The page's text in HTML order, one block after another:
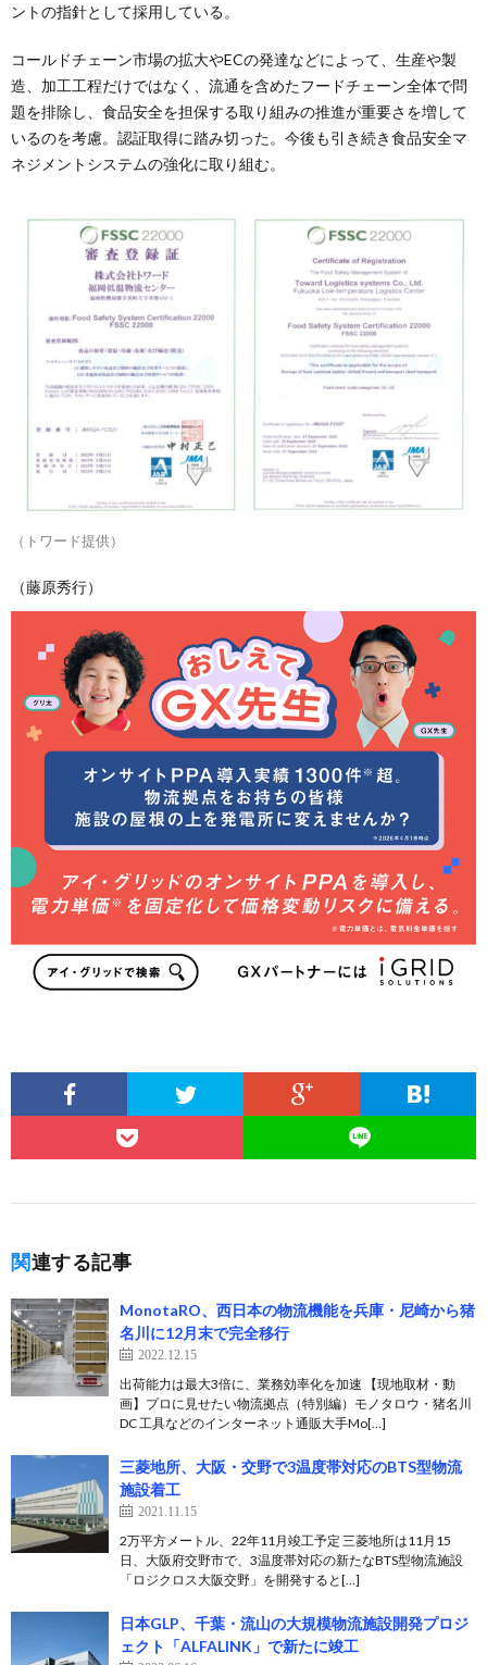
ントの指針として採用している。
コールドチェーン市場の拡大やECの発達などによって、生産や製
造、加工工程だけではなく、流通を含めたフードチェーン全体で問
題を排除し、食品安全を担保する取り組みの推進が重要さを増して
いるのを考慮。認証取得に踏み切った。今後も引き続き食品安全マ
ネジメントシステムの強化に取り組む。
（トワード提供）
（藤原秀行）
関連する記事
MonotaRO、西日本の物流機能を兵庫・尼崎から猪
名川に12月末で完全移行
2022.12.15
出荷能力は最大3倍に、業務効率化を加速 【現地取材・動
画】プロに見せたい物流拠点（特別編）モノタロウ・猪名川
DC 工具などのインターネット通販大手Mo[…]
三菱地所、大阪・交野で3温度帯対応のBTS型物流
施設着工
2021.11.15
2万平方メートル、22年11月竣工予定 三菱地所は11月15
日、大阪府交野市で、3温度帯対応の新たなBTS型物流施設
「ロジクロス大阪交野」を開発すると[…]
日本GLP、千葉・流山の大規模物流施設開発プロジ
ェクト「ALFALINK」で新たに竣工